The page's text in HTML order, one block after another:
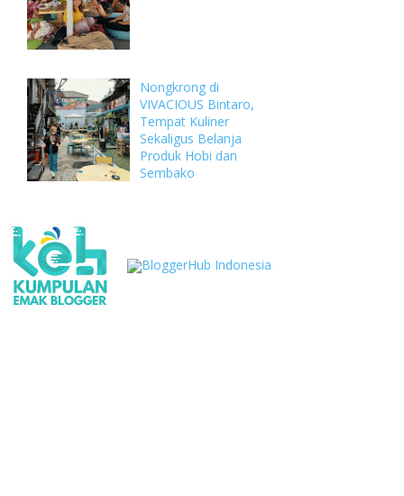
Nongkrong di
VIVACIOUS Bintaro,
Tempat Kuliner
Sekaligus Belanja
Produk Hobi dan
Sembako